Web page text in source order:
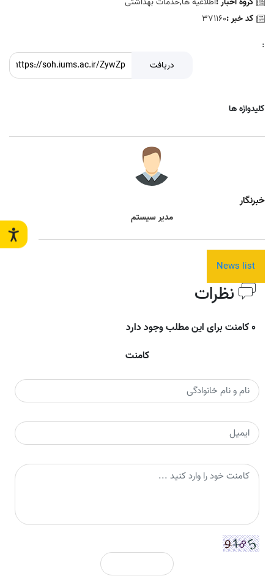
کد خبر :371160
:
دریافت
کلیدواژه ها
خبرنگار
مدیر سیستم
News list
نظرات
0 کامنت برای این مطلب وجود دارد
کامنت